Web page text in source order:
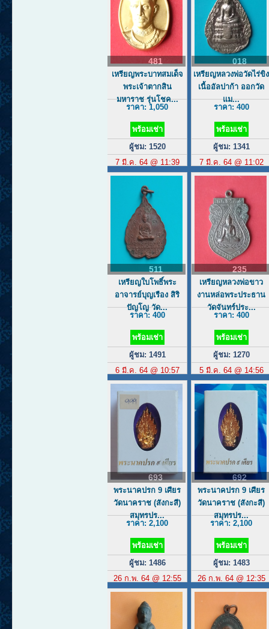
481
เหรียญพระบาทสมเด็จ
พระเจ้าตากสิน
มหาราช รุ่นโชค...
ราคา: 1,050
พร้อมเช่า
ผู้ชม: 1520
7 มี.ค. 64 @ 11:39
018
เหรียญหลวงพ่อวัดไร่ขิง
เนื้ออัลปาก้า ออกวัด
แม...
ราคา: 400
พร้อมเช่า
ผู้ชม: 1341
7 มี.ค. 64 @ 11:02
511
เหรียญใบโพธิ์พระ
อาจารย์บุญเรือง สิริ
ปัญโญ วัด...
ราคา: 400
พร้อมเช่า
ผู้ชม: 1491
6 มี.ค. 64 @ 10:57
235
เหรียญหลวงพ่อขาว
งานหล่อพระประธาน
วัดจันทร์ประ...
ราคา: 400
พร้อมเช่า
ผู้ชม: 1270
5 มี.ค. 64 @ 14:56
693
พระนาคปรก 9 เศียร
วัดนาคราช (สังกะสี)
สมุทรปร...
ราคา: 2,100
พร้อมเช่า
ผู้ชม: 1486
26 ก.พ. 64 @ 12:55
692
พระนาคปรก 9 เศียร
วัดนาคราช (สังกะสี)
สมุทรปร...
ราคา: 2,100
พร้อมเช่า
ผู้ชม: 1483
26 ก.พ. 64 @ 12:35